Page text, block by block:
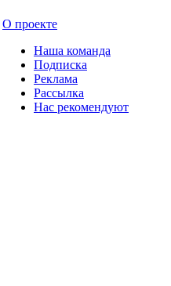
О проекте
Наша команда
Подписка
Реклама
Рассылка
Нас рекомендуют